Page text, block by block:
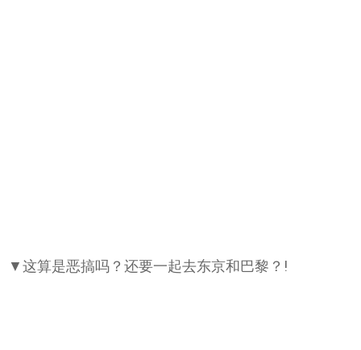
▼这算是恶搞吗？还要一起去东京和巴黎？!